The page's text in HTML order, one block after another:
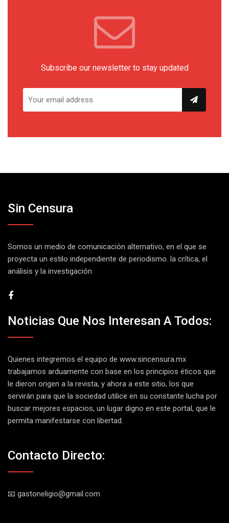
Subscribe our newsletter to stay updated
Sin Censura
Somos un medio de comunicación alternativo, en el que se
proyecta un estilo independiente de periodismo. la crítica, el
análisis y la investigación
Noticias Que Nos Interesan A Todos:
Quienes integremos el equipo de www.sincensura.mx
trabajamos arduamente con base en los principios éticos que
le dieron origen a la revista, y ahora a este sitio, los que
servirán para que la sociedad utilice en su constante lucha por
buscar mejores espacios, un lugar digno en este portal, que le
permita manifestarse con libertad.
Contacto Directo:
📧 gastoneligio@gmail.com